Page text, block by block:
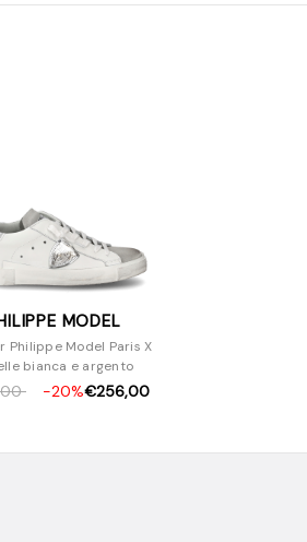
MODEL
Philippe Model Paris X
bianca e argento
-20%€256,00